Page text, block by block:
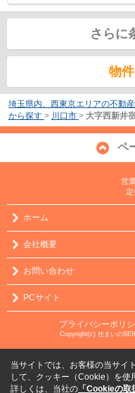
さらに
物
埼玉県内、西東京エリアの不動
から探す > 川口市 > 大字西新井
ペ
営
ホーム
会社概要
お問い合わせ
PCサイト
プライバシーポリ
Copyright(c) 住まいの
当サイトでは、お客様の当サイ
して、クッキー（Cookie）を使
詳しくは、当社の 「Cookieの取